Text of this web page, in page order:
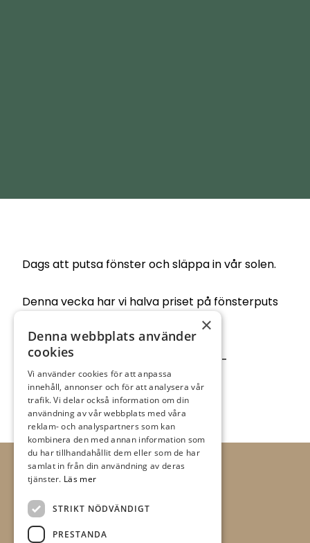
Dags att putsa fönster och släppa in vår solen.
Denna vecka har vi halva priset på fönsterputs
Detta set kan du köpa för endast 50:-
×
Denna webbplats använder
cookies
Vi använder cookies för att anpassa
innehåll, annonser och för att analysera vår
trafik. Vi delar också information om din
användning av vår webbplats med våra
reklam- och analyspartners som kan
kombinera den med annan information som
du har tillhandahållit dem eller som de har
samlat in från din användning av deras
tjänster. Läs mer
STRIKT NÖDVÄNDIGT
PRESTANDA